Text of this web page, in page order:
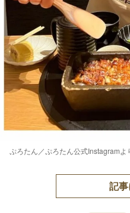
ぷろたん／ぷろたん公式Instagramよ
記